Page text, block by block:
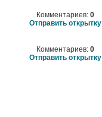
Комментариев: 0
Отправить открытку
Комментариев: 0
Отправить открытку